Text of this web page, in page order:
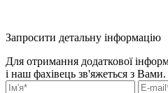
Запросити детальну інформацію
Для отримання додаткової
і наш фахівець зв'яжеться з Вами.